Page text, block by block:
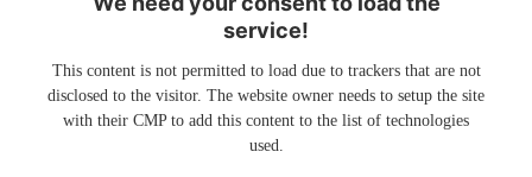
service!
This content is not permitted to load due to trackers that are not
disclosed to the visitor. The website owner needs to setup the site
with their CMP to add this content to the list of technologies
used.